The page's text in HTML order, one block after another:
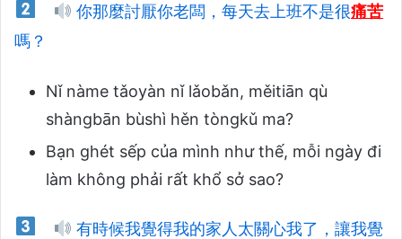
你那麼討厭你老闆，每天去上班不是很痛苦
嗎？
Nǐ nàme tǎoyàn nǐ lǎobǎn, měitiān qù
shàngbān bùshì hěn tòngkǔ ma?
Bạn ghét sếp của mình như thế, mỗi ngày đi
làm không phải rất khổ sở sao?
有時候我覺得我的家人太關心我了，讓我覺